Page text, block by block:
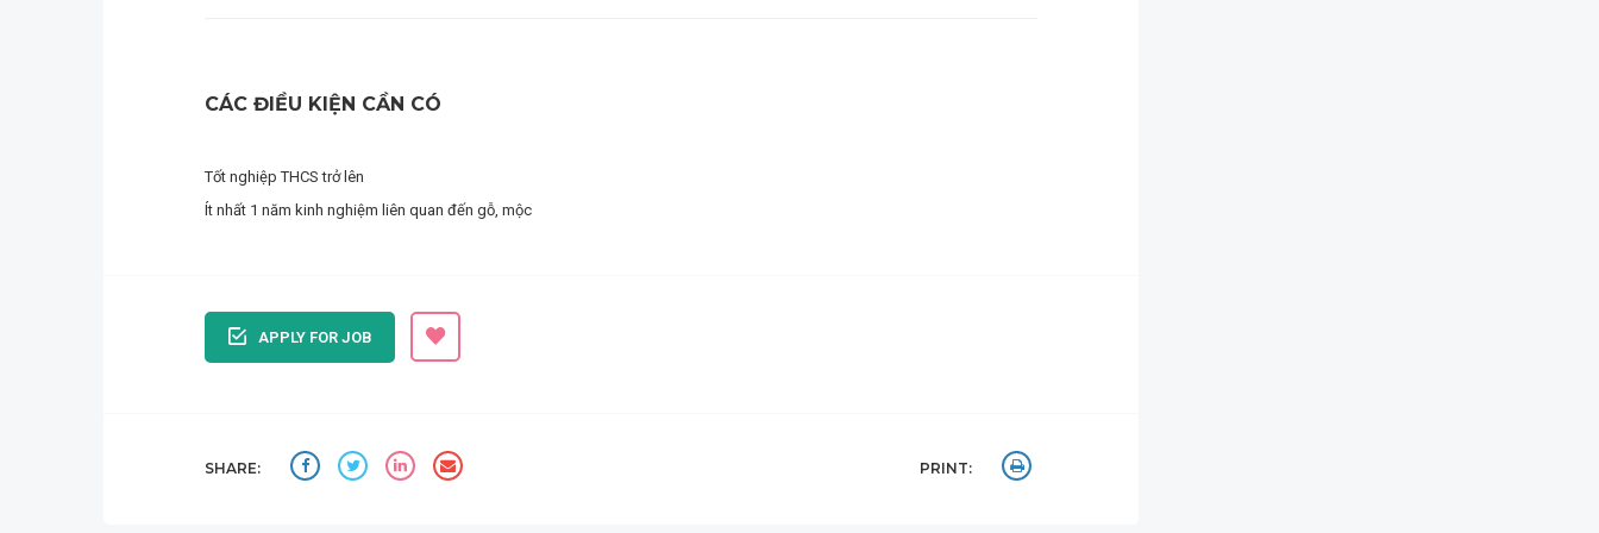
CÁC ĐIỀU KIỆN CẦN CÓ
Tốt nghiệp THCS trở lên
Ít nhất 1 năm kinh nghiệm liên quan đến gỗ, mộc
APPLY FOR JOB
SHARE: PRINT: